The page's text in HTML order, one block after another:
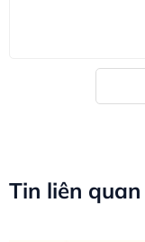
Tin liên quan